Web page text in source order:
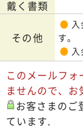
戴く書類
その他
●
す。
●
このメールフ
ませんので、
お客さまのご
ています.